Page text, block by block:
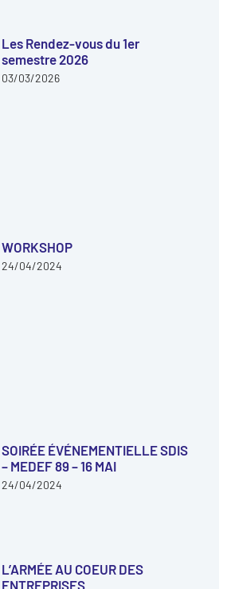
Les Rendez-vous du 1er
semestre 2026
03/03/2026
WORKSHOP
24/04/2024
SOIRÉE ÉVÉNEMENTIELLE SDIS
– MEDEF 89 – 16 MAI
24/04/2024
L’ARMÉE AU COEUR DES
ENTREPRISES